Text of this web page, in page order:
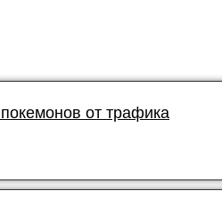
от трафика